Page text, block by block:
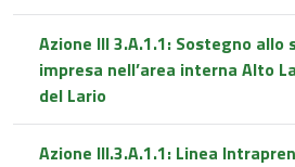
Azione III 3.A.1.1: Sostegno
impresa nell’area interna Alto
del Lario
Azione III.3.A.1.1: Linea